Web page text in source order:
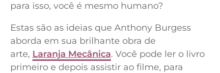
para isso, você é mesmo humano?
Estas são as ideias que Anthony Burgess
aborda em sua brilhante obra de
arte, Laranja Mecânica. Você pode ler o livro
primeiro e depois assistir ao filme, para